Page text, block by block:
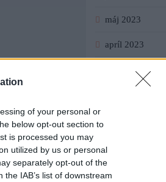
of your personal or
below opt-out section to
is processed you may
utilized by us or personal
separately opt-out of the
IAB’s list of downstream
máj 2023
apríl 2023
marec 2023